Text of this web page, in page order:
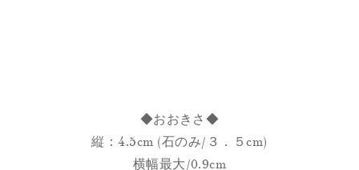
◆おおきさ◆
縦：4.5cm (石のみ/３．５cm)
横幅最大/0.9cm